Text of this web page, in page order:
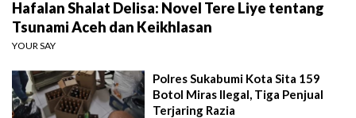
Hafalan Shalat Delisa: Novel Tere Liye tentang
Tsunami Aceh dan Keikhlasan
YOUR SAY
Polres Sukabumi Kota Sita 159
Botol Miras Ilegal, Tiga Penjual
Terjaring Razia